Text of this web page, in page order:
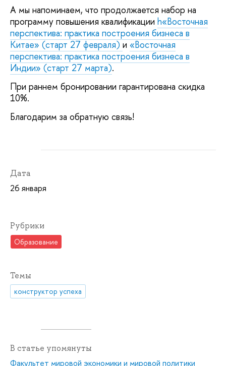
А мы напоминаем, что продолжается набор на
программу повышения квалификации h«Восточная
перспектива: практика построения бизнеса в
Китае» (старт 27 февраля) и «Восточная
перспектива: практика построения бизнеса в
Индии» (старт 27 марта).
При раннем бронировании гарантирована скидка
10%.
Благодарим за обратную связь!
Дата
26 января
Рубрики
Образование
Темы
конструктор успеха
В статье упомянуты
Факультет мировой экономики и мировой политики